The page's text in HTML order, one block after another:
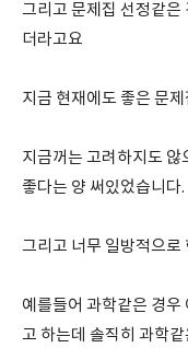
그리고 문제집 선정같은
더라고요
지금 현재에도 좋은 문
지금꺼는 고려하지도 않
좋다는 양 써있었습니다.
그리고 너무 일방적으로
예를들어 과학같은 경
고 하는데 솔직히 과학